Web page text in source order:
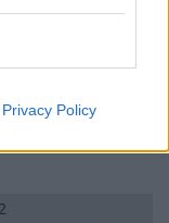
Privacy Policy
🙂